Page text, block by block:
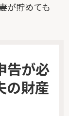
が貯めても
告が必
の財産